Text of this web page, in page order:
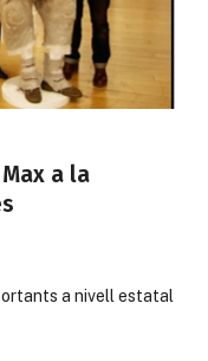
a la
a nivell estatal